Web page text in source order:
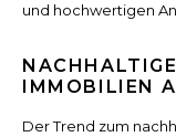
und hochwertigen
IMMOBILIEN
Der Trend zum